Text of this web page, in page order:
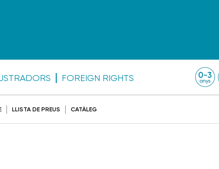
FOREIGN RIGHTS
LLISTA DE PREUS CATÀLEG